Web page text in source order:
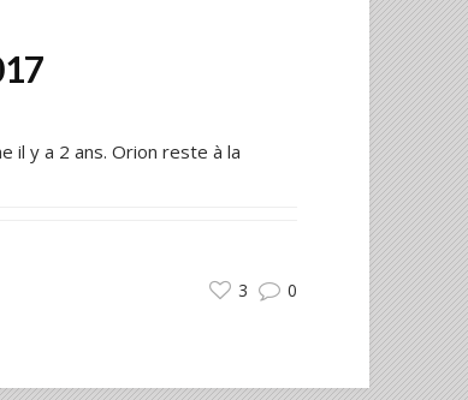
il y a 2 ans. Orion reste à la
3 0